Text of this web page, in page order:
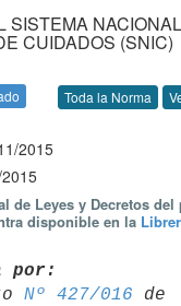
SISTEMA
CUIDADOS (SNIC)
Toda la Norma
2015
de Leyes y Decretos del
disponible en la
por:
Nº 427/016 de